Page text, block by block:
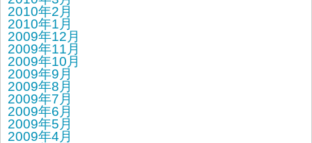
2010年2月
2010年1月
2009年12月
2009年11月
2009年10月
2009年9月
2009年8月
2009年7月
2009年6月
2009年5月
2009年4月